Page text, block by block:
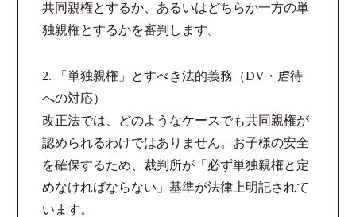
コロナと労働問題
共同親権とするか、あるいはどちらか一方の単
独親権とするかを審判します。
2. 「単独親権」とすべき法的義務（DV・虐待
への対応）
改正法では、どのようなケースでも共同親権が
認められるわけではありません。お子様の安全
を確保するため、裁判所が「必ず単独親権と定
めなければならない」基準が法律上明記されて
います。